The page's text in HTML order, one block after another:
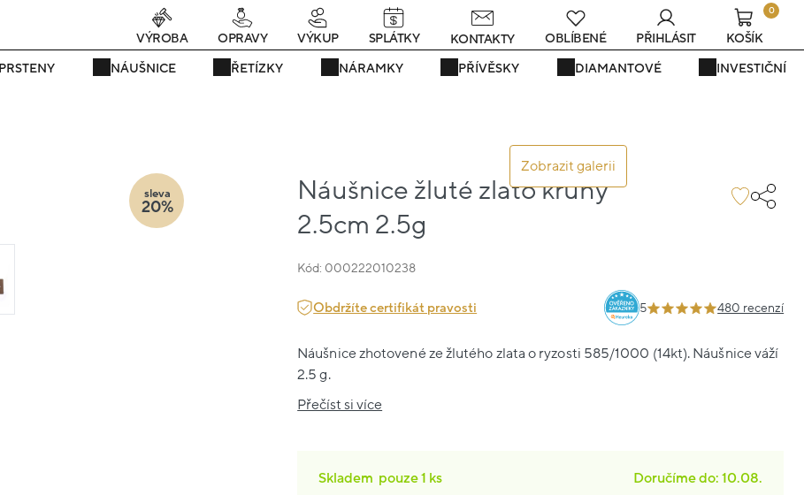
Právě teď! - 20 % na vše! Kód: SRPEN20 25 dní : 20h : 56m : 03s
PRSTENY NÁUŠNICE ŘETÍZKY NÁRAMKY PŘÍVĚSKY DIAMANTOVÉ INVESTIČNÍ
VÝROBA OPRAVY VÝKUP SPLÁTKY KONTAKTY OBLÍBENÉ PŘIHLÁSIT
0
KOŠÍK
Zobrazit galerii
Náušnice žluté zlato kruhy
2.5cm 2.5g
Kód: 000222010238
sleva
20%
Obdržíte certifikát pravosti 5 480 recenzí
Náušnice zhotovené ze žlutého zlata o ryzosti 585/1000 (14kt). Náušnice váží
2.5 g.
Přečíst si více
Skladem pouze1 ks
Doručíme do: 10.08.